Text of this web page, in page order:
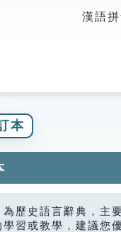
漢語
本
為歷史語言辭典，
習或教學，建議您